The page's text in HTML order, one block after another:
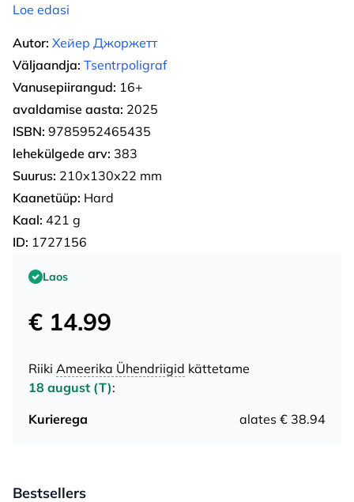
Loe edasi
Autor: Хейер Джоржетт
Väljaandja: Tsentrpoligraf
Vanusepiirangud: 16+
avaldamise aasta: 2025
ISBN: 9785952465435
lehekülgede arv: 383
Suurus: 210х130х22 mm
Kaanetüüp: Hard
Kaal: 421 g
ID: 1727156
Laos
€ 14.99
Riiki Ameerika Ühendriigid kättetame
18 august (T):
Kurierega
alates € 38.94
Bestsellers